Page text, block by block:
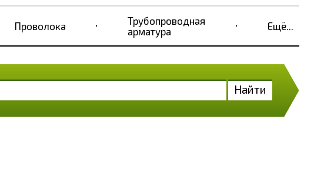
Проволока
Трубопроводная
арматура
Ещё...
Найти